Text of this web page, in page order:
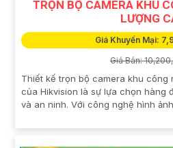
TRỌN BỘ CAMERA KHU
LƯỢNG
Giá Khuyến Mại:
Giá Bán:
Thiết kế trọn bộ camera khu công
của Hikvision là sự lựa chọn hàng
và an ninh. Với công nghệ hình